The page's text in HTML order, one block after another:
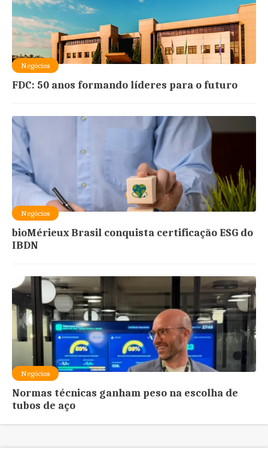
Negócios
FDC: 50 anos formando líderes para o futuro
Negócios
bioMérieux Brasil conquista certificação ESG do
IBDN
Negócios
Normas técnicas ganham peso na escolha de
tubos de aço